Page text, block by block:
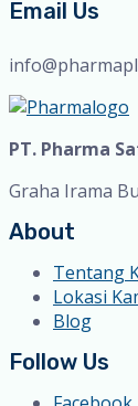
Email Us
PT. Pharma
Graha Irama
About
Tentang
Lokasi
Blog
Follow Us